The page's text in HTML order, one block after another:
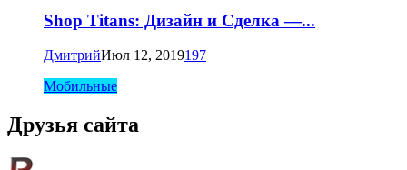
Shop Titans: Дизайн и Сделка —...
ДмитрийИюл 12, 2019197
Мобильные
Друзья сайта